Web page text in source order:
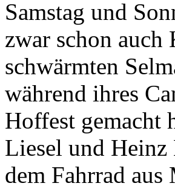
Samstag und
zwar schon
schwärmten
während ihres
Hoffest gemacht
Liesel und
dem Fahrrad